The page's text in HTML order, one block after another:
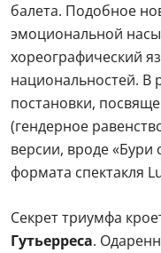
балета. Подобное
эмоциональной
хореографический
национальностей. В
постановки,
(гендерное
версии, вроде
формата спектакля
Секрет триумфа
Гутьерреса.